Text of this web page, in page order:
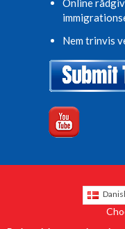
Online
Nem trinvis